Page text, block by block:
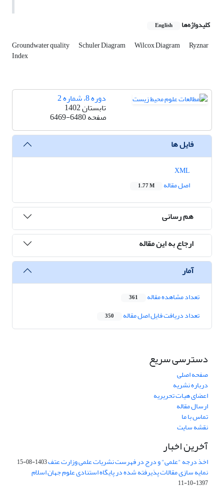
کلیدواژه‌ها English
Groundwater quality Schuler Diagram Wilcox Diagram Ryznar
Index
دوره 8، شماره 2
تابستان 1402
صفحه6469-6480
فایل ها
اصل مقاله
1.77 M
هم رسانی
ارجاع به این مقاله
آمار
تعداد مشاهده مقاله 361
تعداد دریافت فایل اصل مقاله 350
دسترسی سریع
صفحه اصلی
درباره نشریه
اعضای هیات تحریریه
ارسال مقاله
تماس با ما
نقشه سایت
آخرین اخبار
اخذ درجه "علمی" و درج در فهرست نشریات علمی وزارت عتف1403-08-15
نمایه سازی مقالات پذیرفته شده در پایگاه استنادی علوم جهان اسلام
1397-10-11